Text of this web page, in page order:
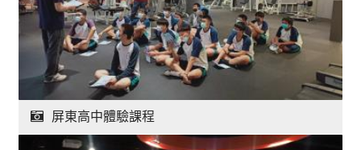
屏東高中體驗課程